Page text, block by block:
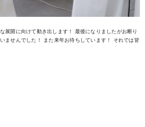
展開に向けて動き出します！ 最後になりましたがお断り
ませんでした！ また来年お待ちしています！ それでは皆